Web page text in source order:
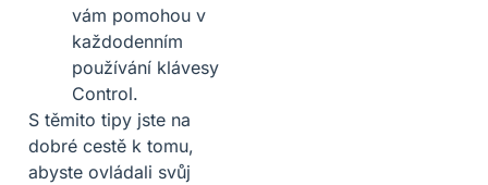
vám pomohou v
každodenním
používání klávesy
Control.
S těmito tipy jste na
dobré cestě k tomu,
abyste ovládali svůj